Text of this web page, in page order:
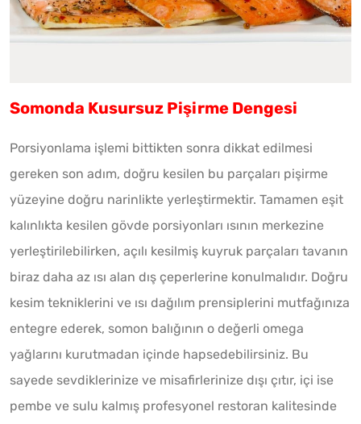
Somonda Kusursuz Pişirme Dengesi
Porsiyonlama işlemi bittikten sonra dikkat edilmesi
gereken son adım, doğru kesilen bu parçaları pişirme
yüzeyine doğru narinlikte yerleştirmektir. Tamamen eşit
kalınlıkta kesilen gövde porsiyonları ısının merkezine
yerleştirilebilirken, açılı kesilmiş kuyruk parçaları tavanın
biraz daha az ısı alan dış çeperlerine konulmalıdır. Doğru
kesim tekniklerini ve ısı dağılım prensiplerini mutfağınıza
entegre ederek, somon balığının o değerli omega
yağlarını kurutmadan içinde hapsedebilirsiniz. Bu
sayede sevdiklerinize ve misafirlerinize dışı çıtır, içi ise
pembe ve sulu kalmış profesyonel restoran kalitesinde